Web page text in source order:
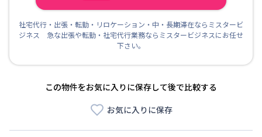
社宅代行・出張・転勤・リロケーション・中・長期滞在ならミスタービ
ジネス 急な出張や転勤・社宅代行業務ならミスタービジネスにお任せ
下さい。
この物件をお気に入りに保存して後で比較する
お気に入りに保存